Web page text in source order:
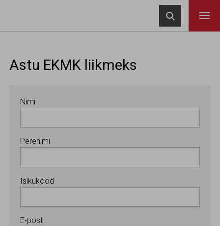

Astu EKMK liikmeks
Nimi
Perenimi
Isikukood
E-post